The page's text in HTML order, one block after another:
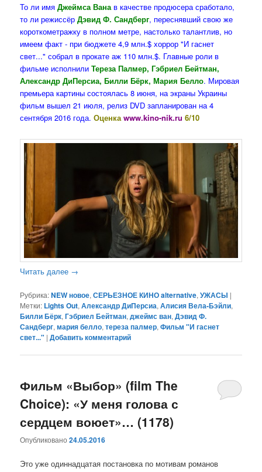
То ли имя Джеймса Ванав качестве продюсера сработало,
то ли режиссёр Дэвид Ф. Сандберг, переснявший свою же
короткометражку в полном метре, настолько талантлив, но
имеем факт - при бюджете 4,9 млн.$ хоррор "И гаснет
свет..." собрал в прокате аж 110 млн.$. Главные роли в
фильме исполнилиТереза Палмер, Гэбриел Бейтман,
Александр ДиПерсиа, Билли Бёрк, Мария Белло. Мировая
премьера картины состоялась 8 июня, на экраны Украины
фильм вышел 21 июля, релиз DVD запланирован на 4
сентября 2016 года. Оценкаwww.kino-nik.ru 6/10
Читать далее →
Рубрика:NEW новое,СЕРЬЕЗНОЕ КИНО alternative,УЖАСЫ |
Метки: Lights Out,Александр ДиПерсиа,Алисия Вела-Бэйли,
Билли Бёрк,Гэбриел Бейтман,джеймс ван,Дэвид Ф.
Сандберг,мария белло,тереза палмер,Фильм "И гаснет
свет..." |Добавить комментарий
Фильм «Выбор» (film The
Choice): «У меня голова с
сердцем воюет»… (1178)
Опубликовано24.05.2016
Это уже одиннадцатая постановка по мотивам романов